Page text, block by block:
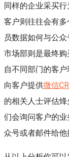
同样的企业采买
客户则往往会有
员数据如何与公
市场部则是最终
自不同部门的客
向客户提供微信
的相关人士评估烽
们会询问客户的
众号或者邮件给他